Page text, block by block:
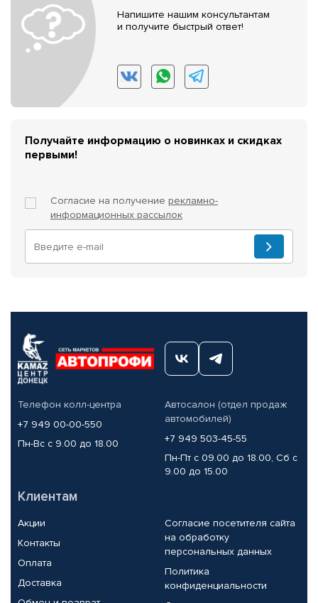
Напишите нашим консультантам
и получите быстрый ответ!
Получайте информацию о новинках и скидках
первыми!
Согласие на получение рекламно-
информационных рассылок
Телефон колл-центра
+7 949 00-00-550
Пн-Вс с 9.00 до 18.00
Автосалон (отдел продаж
автомобилей)
+7 949 503-45-55
Пн-Пт с 09.00 до 18.00, Сб с
9.00 до 15.00
Клиентам
Акции
Контакты
Оплата
Доставка
Согласие посетителя сайта
на обработку
персональных данных
Политика
конфиденциальности